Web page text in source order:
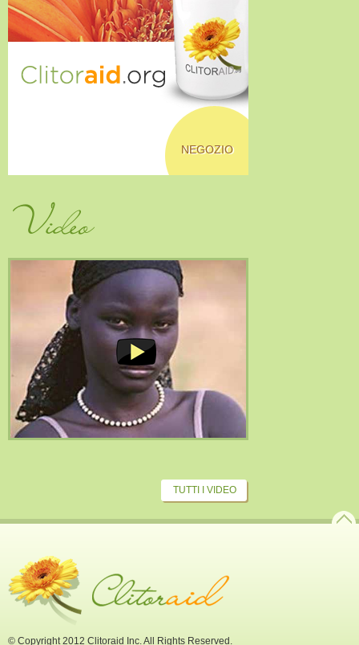
NEGOZIO
Video
TUTTI I VIDEO
© Copyright 2012 Clitoraid Inc. All Rights Reserved.